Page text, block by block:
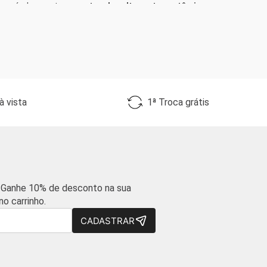
encontrar sapatos de salto preto anatômicos
médios são ideais para uso diário.
trazem mais sofisticação.
o tempo de uso.
a região plantar.
vista 1ª Troca grátis
10% de desconto na sua
carrinho.
CADASTRAR